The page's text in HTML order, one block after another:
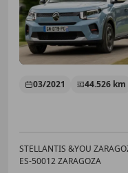
03/2021 44.526 km
STELLANTIS &YOU
ES-50012 ZARAGOZA